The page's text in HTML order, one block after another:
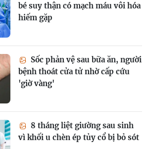
bé suy thận có mạch máu vôi hóa
hiếm gặp
Sốc phản vệ sau bữa ăn, người
bệnh thoát cửa tử nhờ cấp cứu
'giờ vàng'
8 tháng liệt giường sau sinh
vì khối u chèn ép tủy cổ bị bỏ sót